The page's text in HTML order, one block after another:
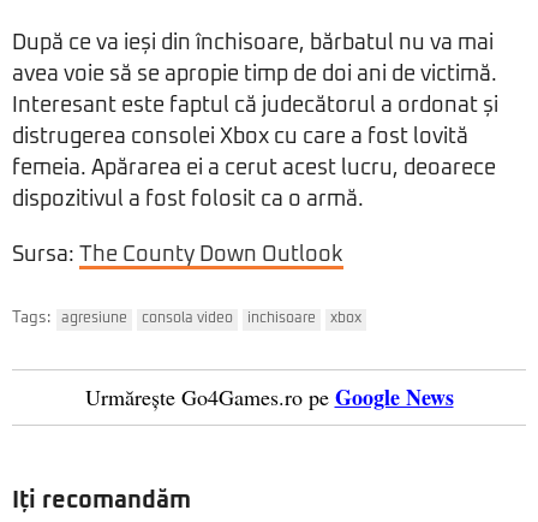
După ce va ieși din închisoare, bărbatul nu va mai
avea voie să se apropie timp de doi ani de victimă.
Interesant este faptul că judecătorul a ordonat și
distrugerea consolei Xbox cu care a fost lovită
femeia. Apărarea ei a cerut acest lucru, deoarece
dispozitivul a fost folosit ca o armă.
Sursa: The County Down Outlook
Tags: agresiune consola video inchisoare xbox
Urmărește Go4Games.ro pe Google News
Iți recomandăm